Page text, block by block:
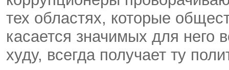
тех областях, которые
касается значимых для него
худу, всегда получает ту